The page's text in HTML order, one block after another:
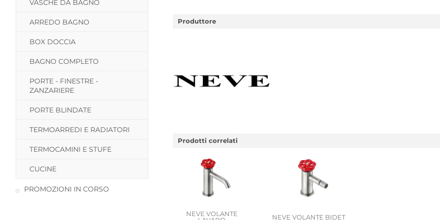
VASCHE DA BAGNO
ARREDO BAGNO
BOX DOCCIA
BAGNO COMPLETO
PORTE - FINESTRE -
ZANZARIERE
PORTE BLINDATE
TERMOARREDI E RADIATORI
TERMOCAMINI E STUFE
CUCINE
PROMOZIONI IN CORSO
Produttore
Prodotti correlati
NEVE VOLANTE
NEVE VOLANTE BIDET